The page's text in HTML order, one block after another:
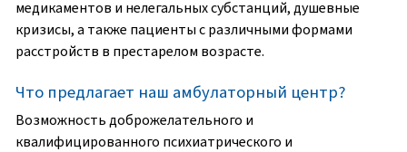
медикаментов и нелегальных субстанций, душевные
кризисы, а также пациенты с различными формами
расстройств в престарелом возрасте.
Что предлагает наш амбулаторный центр?
Возможность доброжелательного и
квалифицированного психиатрического и